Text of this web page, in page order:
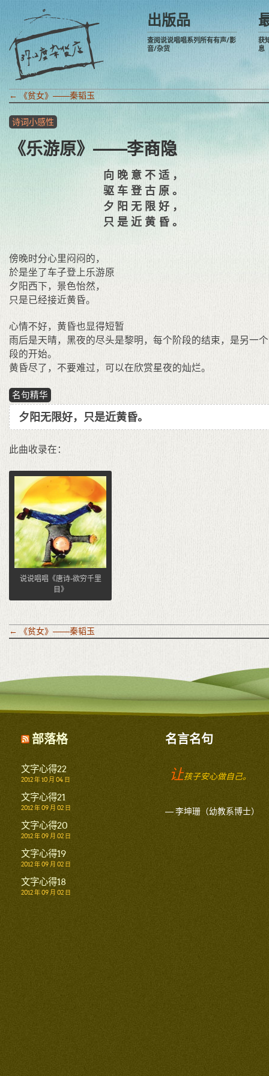
出版品
查阅说说唱唱系列所有有声/影
音/杂货
获
息
← 《贫女》——秦韬玉
诗词小感性
《乐游原》——李商隐
向晚意不适，
驱车登古原。
夕阳无限好，
只是近黄昏。
傍晚时分心里闷闷的，
於是坐了车子登上乐游原
夕阳西下，景色怡然，
只是已经接近黄昏。
心情不好，黄昏也显得短暂
雨后是天晴，黑夜的尽头是黎明，每个阶段的结束，是另一
段的开始。
黄昏尽了，不要难过，可以在欣赏星夜的灿烂。
名句精华
夕阳无限好，只是近黄昏。
此曲收录在：
说说唱唱《唐诗-欲穷千里
目》
← 《贫女》——秦韬玉
部落格
文字心得22
2012 年 10 月 04 日
文字心得21
2012 年 09 月 02 日
文字心得20
2012 年 09 月 02 日
文字心得19
2012 年 09 月 02 日
文字心得18
2012 年 09 月 02 日
名言名句
让孩子安心做自己。
— 李坤珊（幼教系博士）